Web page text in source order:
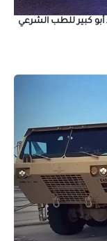
أبو كبير للطب الشرعي